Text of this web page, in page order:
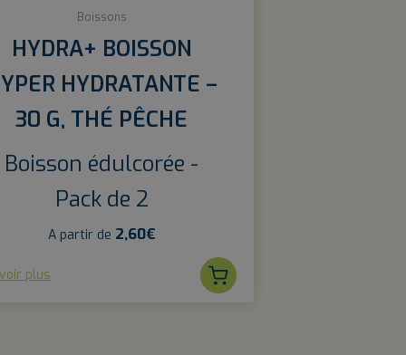
Boissons
HYDRA+ BOISSON
HYDRATANTE –
30 G, THÉ PÊCHE
Boisson édulcorée -
Pack de 2
A partir de 2,60€
plus